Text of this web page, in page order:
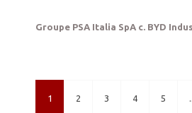
Groupe PSA Italia SpA c. BYD
1 2 3 4 5